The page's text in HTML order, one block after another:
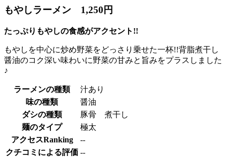
もやしラーメン 1,250円
たっぷりもやしの食感がアクセント!!
もやしを中心に炒め野菜をどっさり乗せた一杯!!背脂煮干し
醤油のコク深い味わいに野菜の甘みと旨みをプラスしました
♪
ラーメンの種類
汁あり
味の種類
醤油
ダシの種類
豚骨 煮干し
麺のタイプ
極太
アクセスRanking
--
クチコミによる評価 --